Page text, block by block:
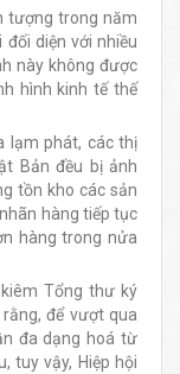
tượng trong năm
diện với nhiều
này không được
hình kinh tế thế
lạm phát, các thị
Bản đều bị ảnh
tồn kho các sản
hàng tiếp tục
hàng trong nửa
Tổng thư ký
để vượt qua
đa dạng hoá từ
tuy vậy, Hiệp hội